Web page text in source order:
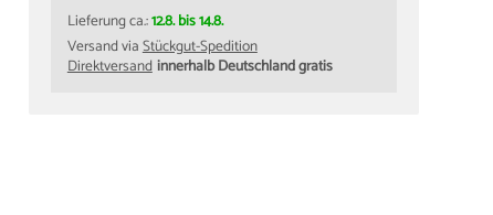
Lieferung ca.:12.8. bis 14.8.
Versand viaStückgut-Spedition
Direktversandinnerhalb Deutschland gratis